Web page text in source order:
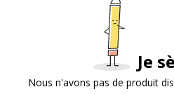
Je
Nous n'avons pas de produit